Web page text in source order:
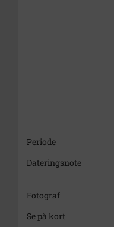
Periode
Dateringsnote
Fotograf
Se på kort